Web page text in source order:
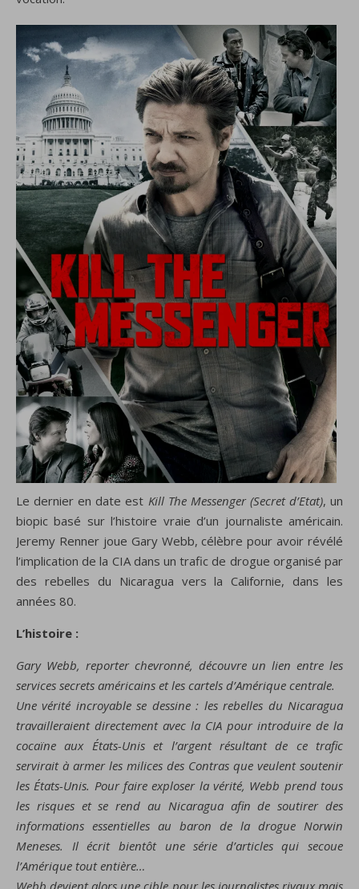
Le dernier en date est Kill The Messenger (Secret d’Etat), un
biopic basé sur l’histoire vraie d’un journaliste américain.
Jeremy Renner joue Gary Webb, célèbre pour avoir révélé
l’implication de la CIA dans un trafic de drogue organisé par
des rebelles du Nicaragua vers la Californie, dans les
années 80.
L’histoire :
Gary Webb, reporter chevronné, découvre un lien entre les
services secrets américains et les cartels d’Amérique centrale.
Une vérité incroyable se dessine : les rebelles du Nicaragua
travailleraient directement avec la CIA pour introduire de la
cocaïne aux États-Unis et l’argent résultant de ce trafic
servirait à armer les milices des Contras que veulent soutenir
les États-Unis. Pour faire exploser la vérité, Webb prend tous
les risques et se rend au Nicaragua afin de soutirer des
informations essentielles au baron de la drogue Norwin
Meneses. Il écrit bientôt une série d’articles qui secoue
l’Amérique tout entière…
Webb devient alors une cible pour les journalistes rivaux mais